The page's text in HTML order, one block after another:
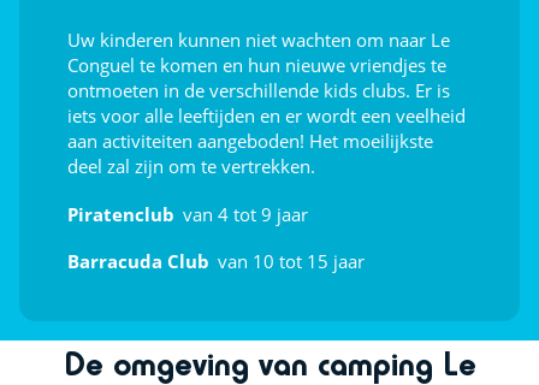
Tafeltennis
Afleiding voor de kids
Speeltuin
Kippenhok
Indoor plezier
Poolbiljart (€)
Uw kinderen kunnen niet wachten om naar Le
Conguel te komen en hun nieuwe vriendjes te
ontmoeten in de verschillende kids clubs. Er is
iets voor alle leeftijden en er wordt een veelheid
aan activiteiten aangeboden! Het moeilijkste
deel zal zijn om te vertrekken.
Piratenclub van 4 tot 9 jaar
Barracuda Club van 10 tot 15 jaar
De omgeving van camping Le